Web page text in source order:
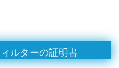
ルターの証明書